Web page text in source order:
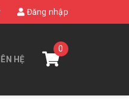
Đăng nhập
HỆ
0